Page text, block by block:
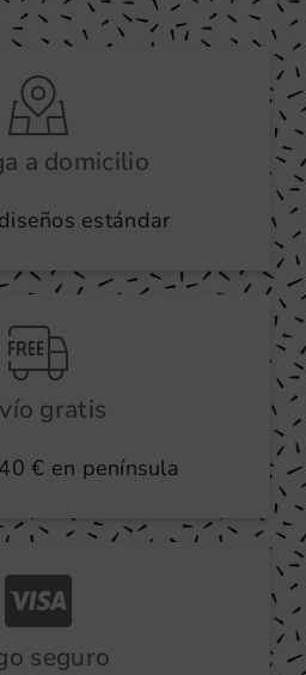
a domicilio
estándar
gratis
€ en península
seguro